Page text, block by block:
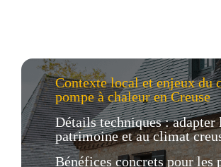
Contexte local et enjeux du
pompe à chaleur en Creuse
Détails techniques : adapter
patrimoine et au climat
Bénéfices concrets pour les